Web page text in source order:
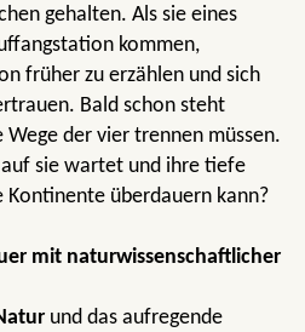
gehalten. Als sie eines
kommen,
früher zu erzählen und sich
Bald schon steht
Wege der vier trennen müssen.
sie wartet und ihre tiefe
Kontinente überdauern kann?
mit naturwissenschaftlicher
und das aufregende